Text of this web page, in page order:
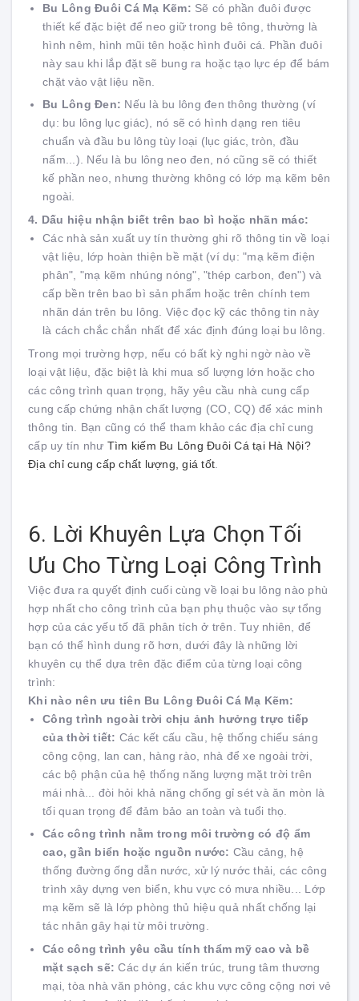
Bu Lông Đuôi Cá Mạ Kẽm: Sẽ có phần đuôi được
thiết kế đặc biệt để neo giữ trong bê tông, thường là
hình nêm, hình mũi tên hoặc hình đuôi cá. Phần đuôi
này sau khi lắp đặt sẽ bung ra hoặc tạo lực ép để bám
chặt vào vật liệu nền.
Bu Lông Đen: Nếu là bu lông đen thông thường (ví
dụ: bu lông lục giác), nó sẽ có hình dạng ren tiêu
chuẩn và đầu bu lông tùy loại (lục giác, tròn, đầu
nấm...). Nếu là bu lông neo đen, nó cũng sẽ có thiết
kế phần neo, nhưng thường không có lớp mạ kẽm bên
ngoài.
4. Dấu hiệu nhận biết trên bao bì hoặc nhãn mác:
Các nhà sản xuất uy tín thường ghi rõ thông tin về loại
vật liệu, lớp hoàn thiện bề mặt (ví dụ: "mạ kẽm điện
phân", "mạ kẽm nhúng nóng", "thép carbon, đen") và
cấp bền trên bao bì sản phẩm hoặc trên chính tem
nhãn dán trên bu lông. Việc đọc kỹ các thông tin này
là cách chắc chắn nhất để xác định đúng loại bu lông.
Trong mọi trường hợp, nếu có bất kỳ nghi ngờ nào về
loại vật liệu, đặc biệt là khi mua số lượng lớn hoặc cho
các công trình quan trọng, hãy yêu cầu nhà cung cấp
cung cấp chứng nhận chất lượng (CO, CQ) để xác minh
thông tin. Bạn cũng có thể tham khảo các địa chỉ cung
cấp uy tín như Tìm kiếm Bu Lông Đuôi Cá tại Hà Nội?
Địa chỉ cung cấp chất lượng, giá tốt
6. Lời Khuyên Lựa Chọn Tối
Ưu Cho Từng Loại Công Trình
Việc đưa ra quyết định cuối cùng về loại bu lông nào phù
hợp nhất cho công trình của bạn phụ thuộc vào sự tổng
hợp của các yếu tố đã phân tích ở trên. Tuy nhiên, để
bạn có thể hình dung rõ hơn, dưới đây là những lời
khuyên cụ thể dựa trên đặc điểm của từng loại công
trình:
Khi nào nên ưu tiên Bu Lông Đuôi Cá Mạ Kẽm:
Công trình ngoài trời chịu ảnh hưởng trực tiếp
của thời tiết: Các kết cấu cầu, hệ thống chiếu sáng
công cộng, lan can, hàng rào, nhà để xe ngoài trời,
các bộ phận của hệ thống năng lượng mặt trời trên
mái nhà... đòi hỏi khả năng chống gỉ sét và ăn mòn là
tối quan trọng để đảm bảo an toàn và tuổi thọ.
Các công trình nằm trong môi trường có độ ẩm
cao, gần biển hoặc nguồn nước: Cầu cảng, hệ
thống đường ống dẫn nước, xử lý nước thải, các công
trình xây dựng ven biển, khu vực có mưa nhiều... Lớp
mạ kẽm sẽ là lớp phòng thủ hiệu quả nhất chống lại
tác nhân gây hại từ môi trường.
Các công trình yêu cầu tính thẩm mỹ cao và bề
mặt sạch sẽ: Các dự án kiến trúc, trung tâm thương
mại, tòa nhà văn phòng, các khu vực công cộng nơi vẻ